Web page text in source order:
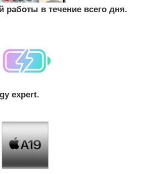
работы в течение всего дня.
expert.